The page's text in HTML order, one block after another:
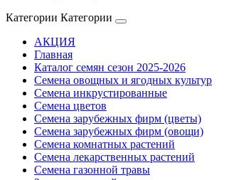
Категории Категории
АКЦИЯ
Главная
Каталог семян сезон 2025-2026
Семена овощных и ягодных культур
Семена инкрустированные
Семена цветов
Семена зарубежных фирм (цветы)
Семена зарубежных фирм (овощи)
Семена комнатных растений
Семена лекарственных растений
Семена газонной травы